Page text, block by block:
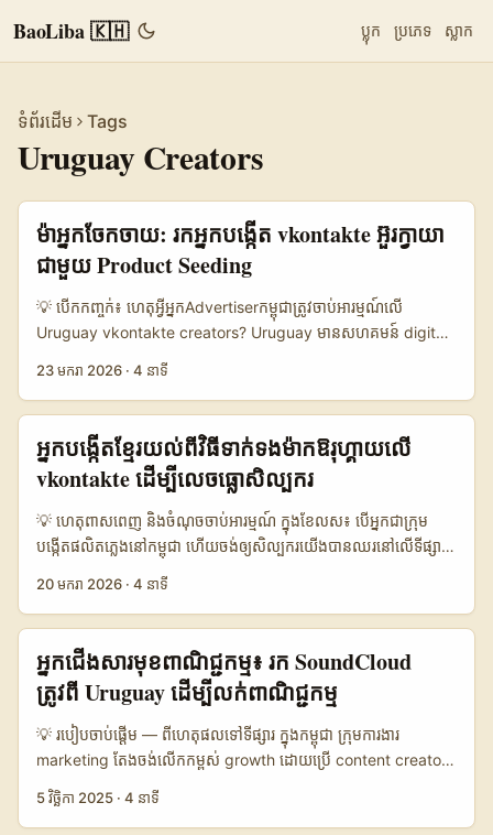
BaoLiba 🇰🇭 ប្លុក ប្រភេទ ស្លាក
ទំព័រដើម Tags
Uruguay Creators
ម៉ាអ្នកចែកចាយ: រកអ្នកបង្កើត vkontakte អ៊ួរក្វាយា
ជាមួយ Product Seeding
💡 បើកកញ្ចក់៖ ហេតុអ្វីអ្នកAdvertiserកម្ពុជា​ត្រូវចាប់អារម្មណ៍លើ
Uruguay vkontakte creators? Uruguay មានសហគមន៍ digital
advertisers ខាងកម្ពុជា ចង់ពង្រីកទំហំអ្នកទិញនៅអាមេរិកឡាតាំង ឬ
សហភាពភាគអេស្ប៉ាញណិយ័,node ដែល​មានការទំនាក់ទំនងញឹកញាប់
ជាមួយ culture‑driven content, ការយល់ដឹងពី ecosystem និង
tactically executing seed campaigns មានសារៈសំខាន់។ គន្លឹះ
ល្បីពី Eduardo Núñez (Influencer Marketing Director)
បង្ហាញថា កម្មវិធីជួយ creators (TikTok Creator Program
LATAM) ផ្ដល់ការ access ទៅក្រុម regional និងអប់រំបែបអេក្រង់—
ចំណុចដែល advertisers ត្រូវចាប់យកៈ connect កាន់តែជិតនឹង
optimize UGC funnel ។ មិនត្រឹមតែនេះទេ — ដើមទិន្នន័យពី Myntra
ក្នុង reference បង្ហាញថា shopper‑creator ecosystem ផ្លាស់ប្ដូរ
discovery និង conversion: video និង creator posts បង្កើនយ៉ាង
ខ្លាំង និង conversion ពី social commerce​ លើស average។ ...
23 មករា 2026 · 4 នាទី
អ្នកបង្កើតខ្មែរយល់ពីវិធីទាក់ទងម៉ាកឱរុហ្គាយលើ
vkontakte ដើម្បីលេចធ្លោសិល្បករ
💡 ហេតុពាសពេញ និងចំណុចចាប់អារម្មណ៍ ក្នុងខែលស៖ បើអ្នកជា​ក្រុម
បង្កើត​ផលិតភ្លេងនៅកម្ពុជា ហើយចង់ឲ្យសិល្បករ​យើងបានឈរ​នៅលើទីផ្សារ
ប៉ុណ្ណោះនៅបណ្តាប្រទេសបូទង់ដែរ — ប៉ុន្តាត្រូវយល់ពីភាសា, វប្បធម៌ម៉ាក់,
និងទំរង់​សារ។ ហេតុផលដែលអ្នកត្រូវចាប់ផ្លាត: ម៉ាក Uruguay ចូលចិត្ត​
ឈានមករៀបចំព្រឹត្តិការណ៍តូចៗ, ផលិតផល lifestyle និងការធ្វើកម្មវិធី
ភ្លឺៗ។ ប្រើកញ្ចប់ tactic របស់ nano-influencers ដែលរៀបរាប់ក្នុង
អត្ថបទ “5 Ways Nano-Influencers Can Boost Your Music
Release” — joint livestreams, giveaways, in-person
events, product placements — គឺជាទ្រព្យសម្បត្តិបែបផ្ដាច់មុខ
សម្រាប់ Pitch ទៅម៉ាក Uruguayan លើ VK។ នៅក្នុងជើងហោះនេះយើង
20 មករា 2026 · 4 នាទី
អ្នក​ជើងសារ​មុខ​ពាណិជ្ជកម្ម៖ រក SoundCloud
ត្រូវពី Uruguay ដើម្បីលក់​ពាណិជ្ជកម្ម
💡 របៀបចាប់ផ្ដើម — ពីហេតុផលទៅទីផ្សារ ក្នុងកម្ពុជា ក្រុមការងារ
marketing តែងចង់លើកកម្ពស់ growth ដោយប្រើ content creators
— ប៉ុន្ដែ resource ទិក្សាក្នុងតំបន់គSometimes limited។ Uruguay
មានសង្គម indie music និង beatmakers ប្លែកៗល្អនៅលើ
5 វិច្ឆិកា 2025 · 4 នាទី